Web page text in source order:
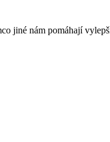
jiné nám pomáhají